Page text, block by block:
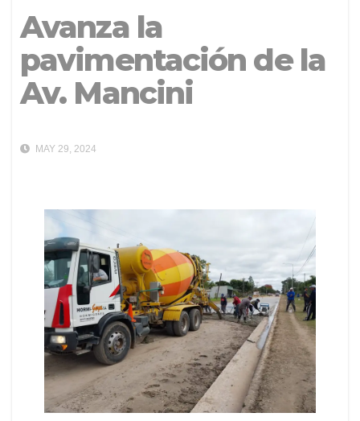
Avanza la
pavimentación de la
Av. Mancini
MAY 29, 2024